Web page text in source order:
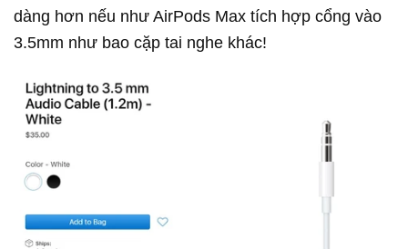
dàng hơn nếu như AirPods Max tích hợp cổng vào
3.5mm như bao cặp tai nghe khác!